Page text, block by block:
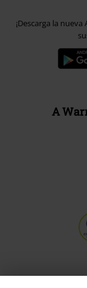
¡Descarga la
A